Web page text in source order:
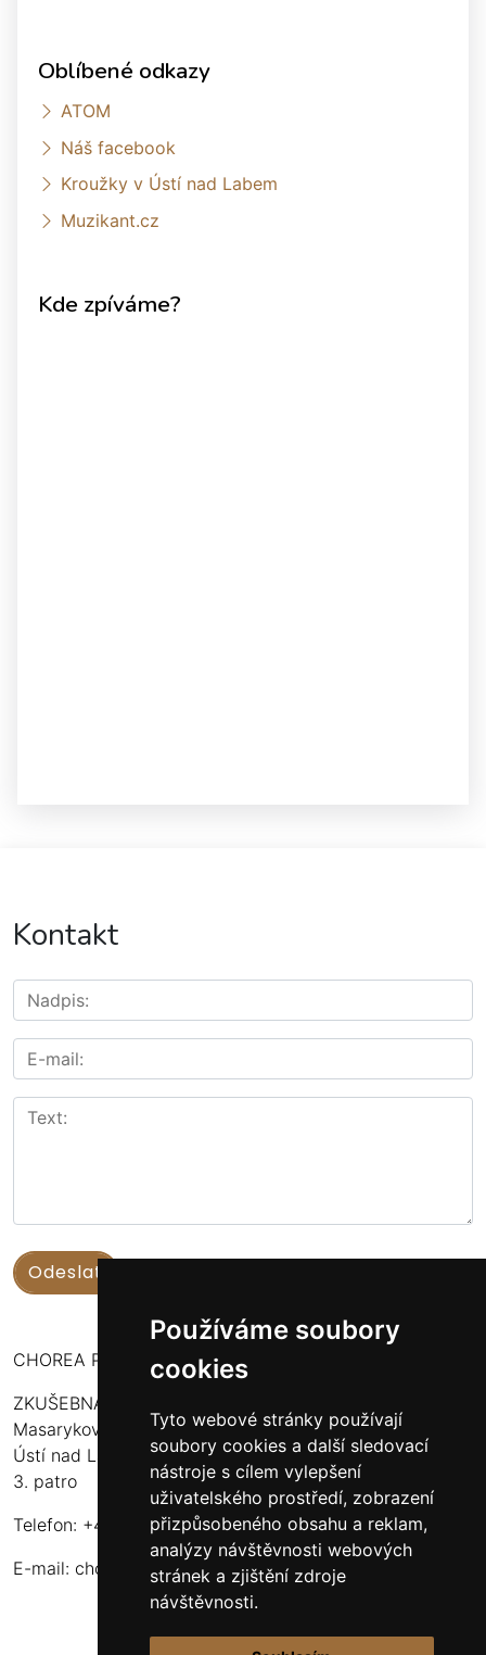
Používáme soubory
cookies
Tyto webové stránky používají
soubory cookies a další sledovací
nástroje s cílem vylepšení
uživatelského prostředí, zobrazení
přizpůsobeného obsahu a reklam,
analýzy návštěvnosti webových
stránek a zjištění zdroje
návštěvnosti.
Oblíbené odkazy
ATOM
Náš facebook
Kroužky v Ústí nad Labem
Muzikant.cz
Kde zpíváme?
Kontakt
CHOREA PUERI USTENSIS
ZKUŠEBNA:
Masarykova 316
Ústí nad Labem - Bukov Rondel
3. patro
Telefon: +420 608 916 320
E-mail: choreapueriustensis@centrum.cz